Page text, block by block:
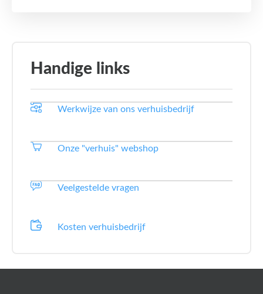
Handige links
Werkwijze van ons verhuisbedrijf
Onze "verhuis" webshop
Veelgestelde vragen
Kosten verhuisbedrijf